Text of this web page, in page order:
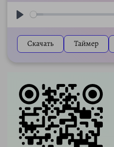
Скачать Таймер